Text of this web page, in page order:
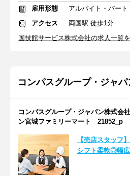
雇用形態
アルバイト・パート
アクセス
両国駅 徒歩1分
国技館サービス株式会社の求人一覧
コンパスグループ・ジャ
コンパスグループ・ジャパン株式会
ン宮城ファミリーマート 21852_p
【売店スタッフ
シフト柔軟◎幅広